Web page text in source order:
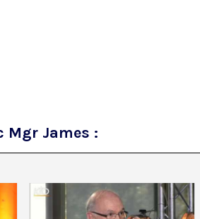
Mgr James :